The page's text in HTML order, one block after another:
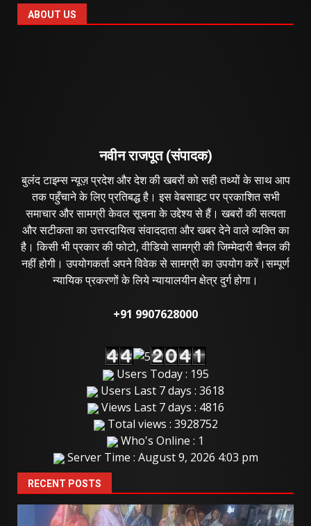
ABOUT US
नवीन राजपूत (संपादक)
बुलंद टाइम्स न्यूज़ प्रदेश और देश की खबरों को सही तथ्यों के साथ आप
तक पहुँचाने के लिए प्रतिबद्ध है। इस वेबसाइट पर प्रकाशित सभी
समाचार और सामग्री केवल सूचना के उद्देश्य से हैं। खबरों की सत्यता
और सटीकता का उत्तरदायित्व संवाददाता और खबर देने वाले व्यक्ति का
है। किसी भी प्रकार की फोटो, वीडियो सामग्री की जिम्मेदारी चैनल की
नहीं होगी। उपयोगकर्ता अपने विवेक से सामग्री का उपयोग करें।सम्पूर्ण
न्यायिक प्रकरणों के लिये न्यायालयीन क्षेत्र दुर्ग होगा।
+91 9907628000
Users Today : 195
Users Last 7 days : 3618
Views Last 7 days : 4816
Total views : 3928752
Who's Online : 1
Server Time : August 9, 2026 4:03 pm
RECENT POSTS